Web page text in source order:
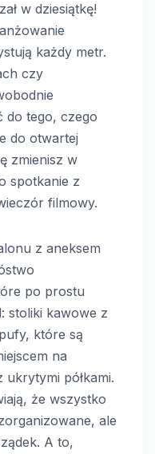
w dziesiątkę!
każdy metr.
czy
do tego, czego
do otwartej
zmienisz w
spotkanie z
filmowy.
z aneksem
po prostu
stoliki kawowe z
które są
na
półkami.
że wszystko
ale
A to,